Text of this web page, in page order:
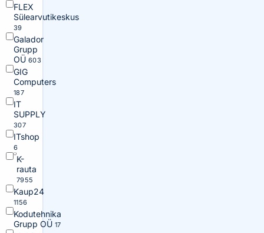
FLEX
Sülearvutikeskus
39
Galador
Grupp
OÜ 603
GIG
Computers
187
IT
SUPPLY
307
ITshop
6
K-
rauta
7955
Kaup24
1156
Kodutehnika
Grupp OÜ 17